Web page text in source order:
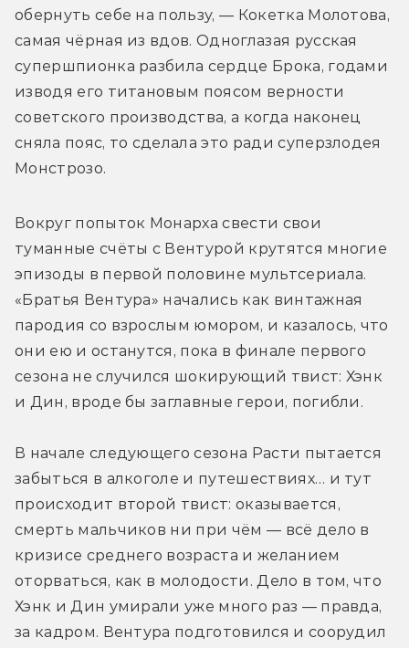
обернуть себе на пользу, — Кокетка Молотова,
самая чёрная из вдов. Одноглазая русская
супершпионка разбила сердце Брока, годами
изводя его титановым поясом верности
советского производства, а когда наконец
сняла пояс, то сделала это ради суперзлодея
Монстрозо.
Вокруг попыток Монарха свести свои
туманные счёты с Вентурой крутятся многие
эпизоды в первой половине мультсериала.
«Братья Вентура» начались как винтажная
пародия со взрослым юмором, и казалось, что
они ею и останутся, пока в финале первого
сезона не случился шокирующий твист: Хэнк
и Дин, вроде бы заглавные герои, погибли.
В начале следующего сезона Расти пытается
забыться в алкоголе и путешествиях… и тут
происходит второй твист: оказывается,
смерть мальчиков ни при чём — всё дело в
кризисе среднего возраста и желанием
оторваться, как в молодости. Дело в том, что
Хэнк и Дин умирали уже много раз — правда,
за кадром. Вентура подготовился и соорудил